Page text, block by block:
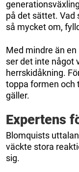
på det sättet. Vad
så mycket om,
Med mindre än
ser det inte något
herrskidåkning.
toppa formen och
gäller.
Expertens
Blomquists
väckte stora
sig.